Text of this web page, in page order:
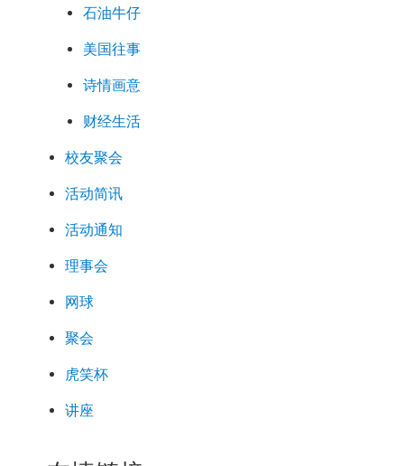
石油牛仔
美国往事
诗情画意
财经生活
校友聚会
活动简讯
活动通知
理事会
网球
聚会
虎笑杯
讲座